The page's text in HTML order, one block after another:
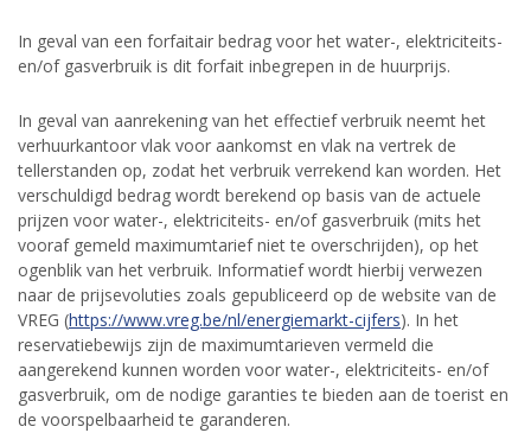
In geval van een forfaitair bedrag voor het water-, elektriciteits-
en/of gasverbruik is dit forfait inbegrepen in de huurprijs.
In geval van aanrekening van het effectief verbruik neemt het
verhuurkantoor vlak voor aankomst en vlak na vertrek de
tellerstanden op, zodat het verbruik verrekend kan worden. Het
verschuldigd bedrag wordt berekend op basis van de actuele
prijzen voor water-, elektriciteits- en/of gasverbruik (mits het
vooraf gemeld maximumtarief niet te overschrijden), op het
ogenblik van het verbruik. Informatief wordt hierbij verwezen
naar de prijsevoluties zoals gepubliceerd op de website van de
VREG (https://www.vreg.be/nl/energiemarkt-cijfers). In het
reservatiebewijs zijn de maximumtarieven vermeld die
aangerekend kunnen worden voor water-, elektriciteits- en/of
gasverbruik, om de nodige garanties te bieden aan de toerist en
de voorspelbaarheid te garanderen.